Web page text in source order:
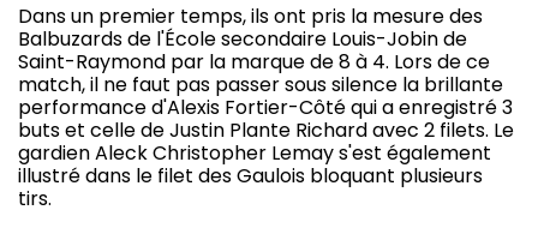
Dans un premier temps, ils ont pris la mesure des
Balbuzards de l'École secondaire Louis-Jobin de
Saint-Raymond par la marque de 8 à 4. Lors de ce
match, il ne faut pas passer sous silence la brillante
performance d'Alexis Fortier-Côté qui a enregistré 3
buts et celle de Justin Plante Richard avec 2 filets. Le
gardien Aleck Christopher Lemay s'est également
illustré dans le filet des Gaulois bloquant plusieurs
tirs.